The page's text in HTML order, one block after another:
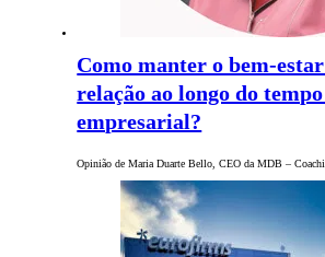
Como manter o bem-
relação ao longo do
empresarial?
Opinião de Maria Duarte Bello, CEO da MDB –